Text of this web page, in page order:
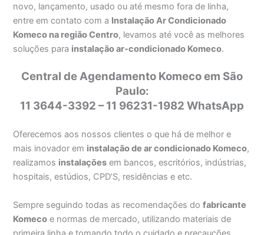
novo, lançamento, usado ou até mesmo fora de linha,
entre em contato com a Instalação Ar Condicionado
Komeco na região Centro, levamos até você as melhores
soluções para instalação ar-condicionado Komeco.
Central de Agendamento Komeco em São
Paulo:
11 3644-3392 – 11 96231-1982 WhatsApp
Oferecemos aos nossos clientes o que há de melhor e
mais inovador em instalação de ar condicionado Komeco,
realizamos instalações em bancos, escritórios, indústrias,
hospitais, estúdios, CPD’S, residências e etc.
Sempre seguindo todas as recomendações dofabricante
Komeco e normas de mercado, utilizando materiais de